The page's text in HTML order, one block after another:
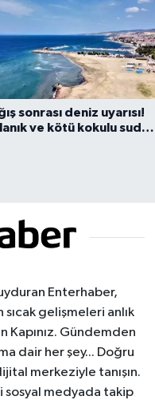
sonrası deniz uyarısı!
ve kötü kokulu suda
Enterhaber,
gelişmeleri anlık
Kapınız. Gündemden
dair her şey... Doğru
merkeziyle tanışın.
sosyal medyada takip